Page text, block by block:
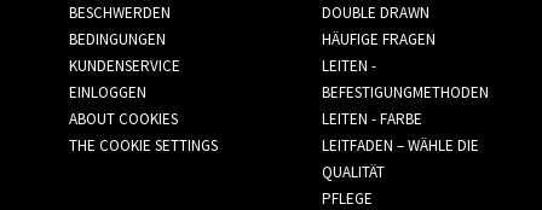
BESCHWERDEN
BEDINGUNGEN
KUNDENSERVICE
EINLOGGEN
ABOUT COOKIES
THE COOKIE SETTINGS
DOUBLE DRAWN
HÄUFIGE FRAGEN
LEITEN -
BEFESTIGUNGMETHODEN
LEITEN - FARBE
LEITFADEN – WÄHLE DIE
QUALITÄT
PFLEGE